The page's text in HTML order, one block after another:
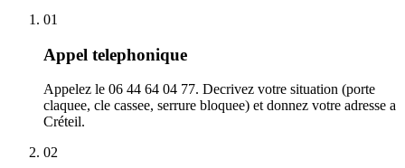
01
Appel telephonique
Appelez le 06 44 64 04 77. Decrivez votre situation (porte
claquee, cle cassee, serrure bloquee) et donnez votre adresse a
Créteil.
02